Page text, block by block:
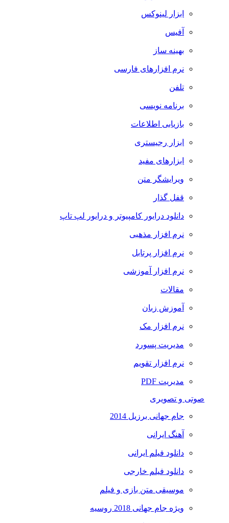
ابزار لینوکس
آفیس
بهینه ساز
نرم افزارهای فارسی
تلفن
برنامه نویسی
بازیابی اطلاعات
ابزار رجیستری
ابزارهای مفید
ویرایشگر متن
قفل گذار
دانلود درایور کامپیوتر و درایور لپ تاپ
نرم افزار مذهبی
نرم افزار پرتابل
نرم افزار آموزشی
مقالات
آموزش زبان
نرم افزار مک
مدیریت پسورد
نرم افزار تقویم
مدیریت PDF
صوتی و تصویری
جام جهانی برزیل 2014
آهنگ ایرانی
دانلود فیلم ایرانی
دانلود فیلم خارجی
موسیقی متن بازی و فیلم
ویژه جام جهانی 2018 روسیه